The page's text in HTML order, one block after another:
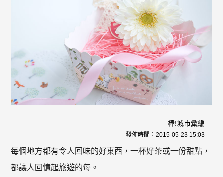
棒!城市彙編
發佈時間： 2015-05-23 15:03
每個地方都有令人回味的好東西，一杯好茶或一份甜點，
都讓人回憶起旅遊的每。